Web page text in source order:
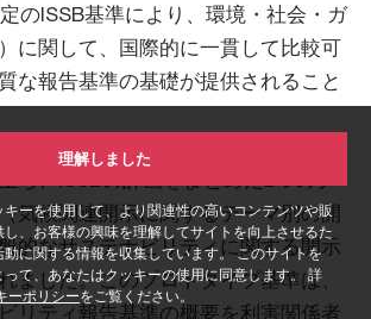
ーを使用して、より関連性の高いコンテンツや販
、お客様の興味を理解してサイトを向上させるた
に関する情報を収集しています。 このサイトを
て、あなたはクッキーの使用に同意します。 詳
ーポリシーをご覧ください。
理解しました
のISSB基準により、環境・社会・ガ
に関して、国際的に一貫して比較可
な報告基準の基礎が提供されること
ち、ISSBの計画をまとめた2つのプ
気候関連開示に関するテーマ別の開
的なサステナビリティに関する開示
ました。このプロトタイプ基準は、
リティ報告基準の概要を利害関係者